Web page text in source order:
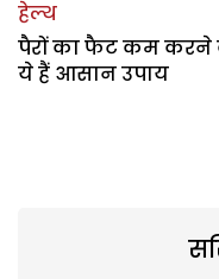
हेल्थ
पैरों का फैट कम
ये हैं आसान उपाय